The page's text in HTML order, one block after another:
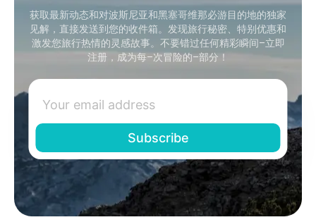
获取最新动态和对波斯尼亚和黑塞哥维那必游目的地的独家
见解，直接发送到您的收件箱。发现旅行秘密、特别优惠和
激发您旅行热情的灵感故事。不要错过任何精彩瞬间–立即
注册，成为每–次冒险的–部分！